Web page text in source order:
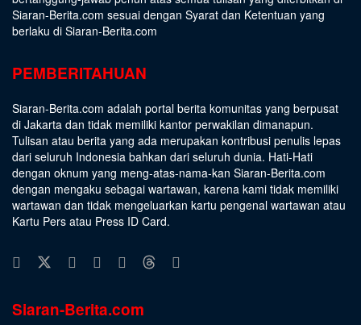
Siaran-Berita.com sesuai dengan Syarat dan Ketentuan yang
berlaku di Siaran-Berita.com
PEMBERITAHUAN
Siaran-Berita.com adalah portal berita komunitas yang berpusat
di Jakarta dan tidak memiliki kantor perwakilan dimanapun.
Tulisan atau berita yang ada merupakan kontribusi penulis lepas
dari seluruh Indonesia bahkan dari seluruh dunia. Hati-Hati
dengan oknum yang meng-atas-nama-kan Siaran-Berita.com
dengan mengaku sebagai wartawan, karena kami tidak memiliki
wartawan dan tidak mengeluarkan kartu pengenal wartawan atau
Kartu Pers atau Press ID Card.
Siaran-Berita.com